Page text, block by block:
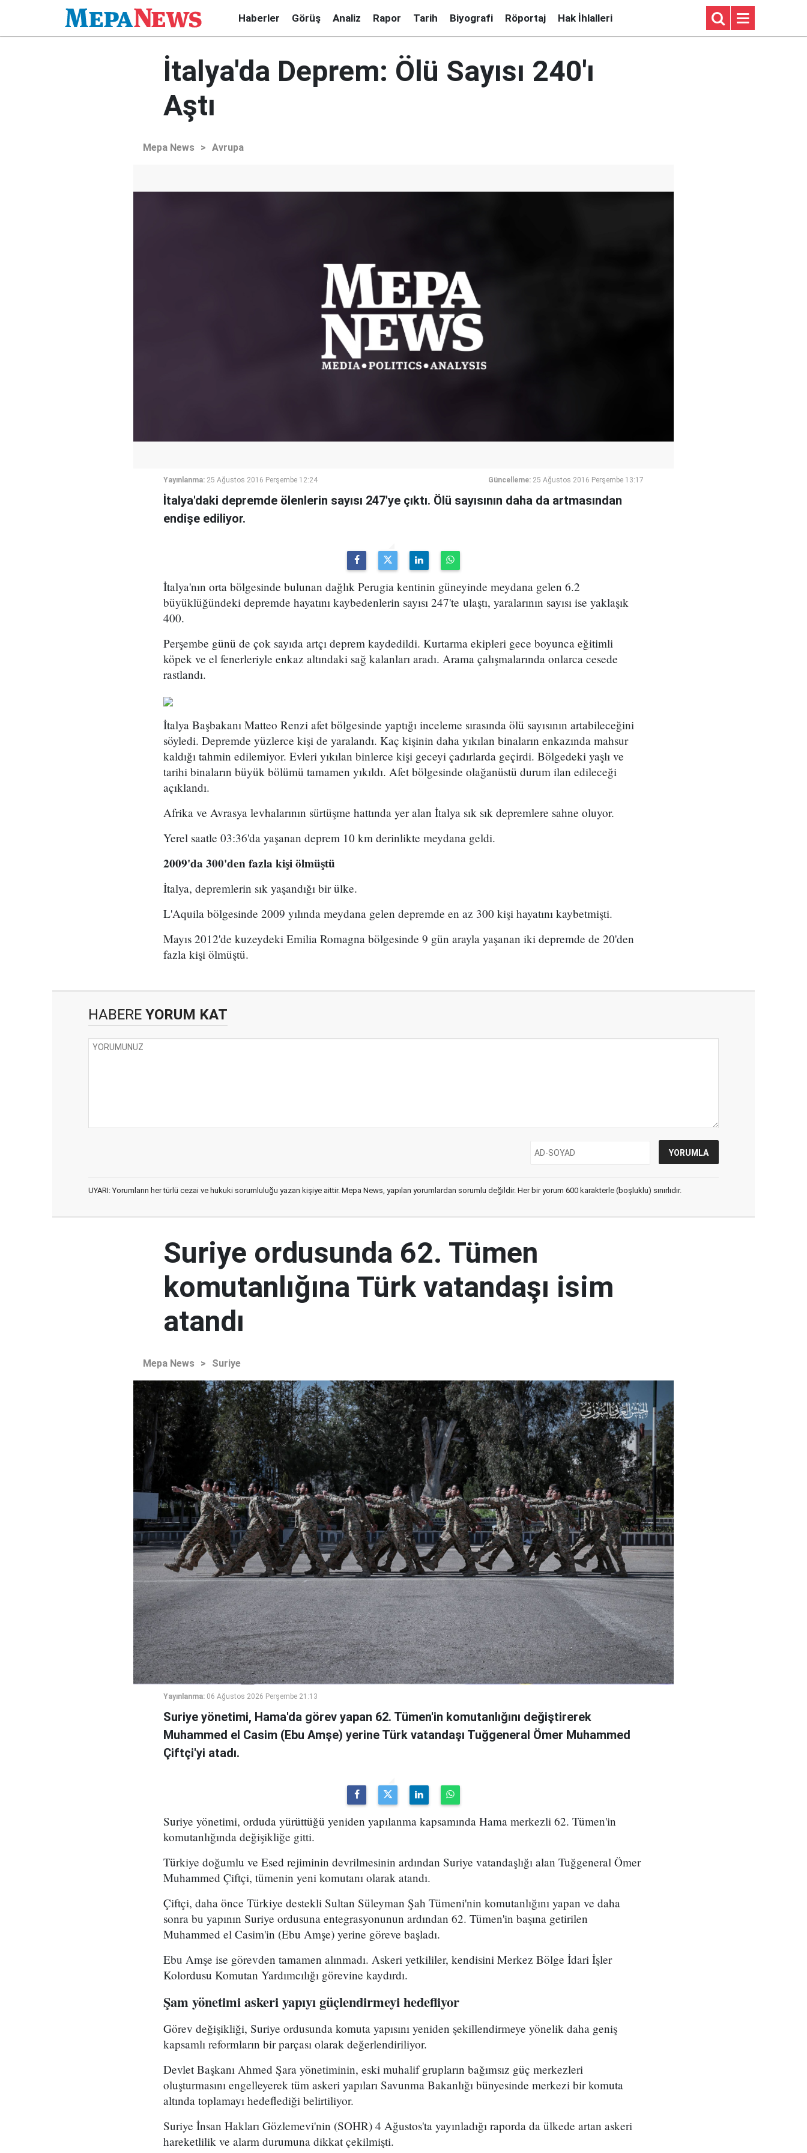
Haberler Görüş Analiz Rapor Tarih Biyografi Röportaj Hak İhlalleri
İtalya'da Deprem: Ölü Sayısı 240'ı
Aştı
Mepa News > Avrupa
Yayınlanma: 25 Ağustos 2016 Perşembe 12:24 Güncelleme: 25 Ağustos 2016 Perşembe 13:17
İtalya'daki depremde ölenlerin sayısı 247'ye çıktı. Ölü sayısının daha da artmasından
endişe ediliyor.
İtalya'nın orta bölgesinde bulunan dağlık Perugia kentinin güneyinde meydana gelen 6.2
büyüklüğündeki depremde hayatını kaybedenlerin sayısı 247'te ulaştı, yaralarının sayısı ise yaklaşık
400.
Perşembe günü de çok sayıda artçı deprem kaydedildi. Kurtarma ekipleri gece boyunca eğitimli
köpek ve el fenerleriyle enkaz altındaki sağ kalanları aradı. Arama çalışmalarında onlarca cesede
rastlandı.
İtalya Başbakanı Matteo Renzi afet bölgesinde yaptığı inceleme sırasında ölü sayısının artabileceğini
söyledi. Depremde yüzlerce kişi de yaralandı. Kaç kişinin daha yıkılan binaların enkazında mahsur
kaldığı tahmin edilemiyor. Evleri yıkılan binlerce kişi geceyi çadırlarda geçirdi. Bölgedeki yaşlı ve
tarihi binaların büyük bölümü tamamen yıkıldı. Afet bölgesinde olağanüstü durum ilan edileceği
açıklandı.
Afrika ve Avrasya levhalarının sürtüşme hattında yer alan İtalya sık sık depremlere sahne oluyor.
Yerel saatle 03:36'da yaşanan deprem 10 km derinlikte meydana geldi.
2009'da 300'den fazla kişi ölmüştü
İtalya, depremlerin sık yaşandığı bir ülke.
L'Aquila bölgesinde 2009 yılında meydana gelen depremde en az 300 kişi hayatını kaybetmişti.
Mayıs 2012'de kuzeydeki Emilia Romagna bölgesinde 9 gün arayla yaşanan iki depremde de 20'den
fazla kişi ölmüştü.
HABERE YORUM KAT
UYARI: Yorumların her türlü cezai ve hukuki sorumluluğu yazan kişiye aittir. Mepa News, yapılan yorumlardan sorumlu değildir. Her bir yorum 600 karakterle (boşluklu) sınırlıdır.
Suriye ordusunda 62. Tümen
komutanlığına Türk vatandaşı isim
atandı
Mepa News > Suriye
Yayınlanma: 06 Ağustos 2026 Perşembe 21:13
Suriye yönetimi, Hama'da görev yapan 62. Tümen'in komutanlığını değiştirerek
Muhammed el Casim (Ebu Amşe) yerine Türk vatandaşı Tuğgeneral Ömer Muhammed
Çiftçi'yi atadı.
Suriye yönetimi, orduda yürüttüğü yeniden yapılanma kapsamında Hama merkezli 62. Tümen'in
komutanlığında değişikliğe gitti.
Türkiye doğumlu ve Esed rejiminin devrilmesinin ardından Suriye vatandaşlığı alan Tuğgeneral Ömer
Muhammed Çiftçi, tümenin yeni komutanı olarak atandı.
Çiftçi, daha önce Türkiye destekli Sultan Süleyman Şah Tümeni'nin komutanlığını yapan ve daha
sonra bu yapının Suriye ordusuna entegrasyonunun ardından 62. Tümen'in başına getirilen
Muhammed el Casim'in (Ebu Amşe) yerine göreve başladı.
Ebu Amşe ise görevden tamamen alınmadı. Askeri yetkililer, kendisini Merkez Bölge İdari İşler
Kolordusu Komutan Yardımcılığı görevine kaydırdı.
Şam yönetimi askeri yapıyı güçlendirmeyi hedefliyor
Görev değişikliği, Suriye ordusunda komuta yapısını yeniden şekillendirmeye yönelik daha geniş
kapsamlı reformların bir parçası olarak değerlendiriliyor.
Devlet Başkanı Ahmed Şara yönetiminin, eski muhalif grupların bağımsız güç merkezleri
oluşturmasını engelleyerek tüm askeri yapıları Savunma Bakanlığı bünyesinde merkezi bir komuta
altında toplamayı hedeflediği belirtiliyor.
Suriye İnsan Hakları Gözlemevi'nin (SOHR) 4 Ağustos'ta yayınladığı raporda da ülkede artan askeri
hareketlilik ve alarm durumuna dikkat çekilmişti.